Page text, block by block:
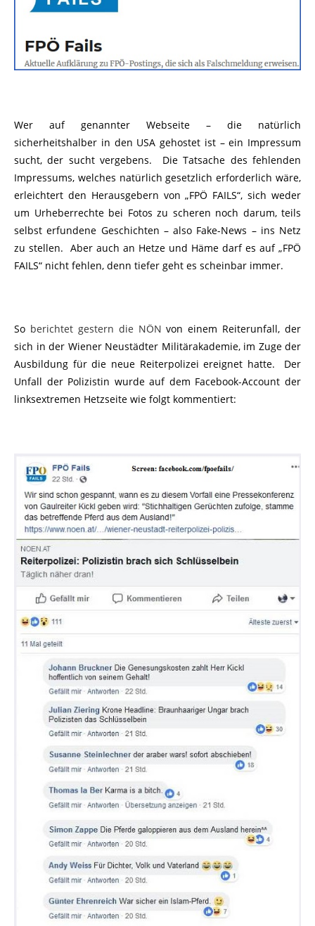
Wer auf genannter Webseite – die natürlich
sicherheitshalber in den USA gehostet ist – ein Impressum
sucht, der sucht vergebens. Die Tatsache des fehlenden
Impressums, welches natürlich gesetzlich erforderlich wäre,
erleichtert den Herausgebern von „FPÖ FAILS“, sich weder
um Urheberrechte bei Fotos zu scheren noch darum, teils
selbst erfundene Geschichten – also Fake-News – ins Netz
zu stellen. Aber auch an Hetze und Häme darf es auf „FPÖ
FAILS“ nicht fehlen, denn tiefer geht es scheinbar immer.
So berichtet gestern die NÖN von einem Reiterunfall, der
sich in der Wiener Neustädter Militärakademie, im Zuge der
Ausbildung für die neue Reiterpolizei ereignet hatte. Der
Unfall der Polizistin wurde auf dem Facebook-Account der
linksextremen Hetzseite wie folgt kommentiert: